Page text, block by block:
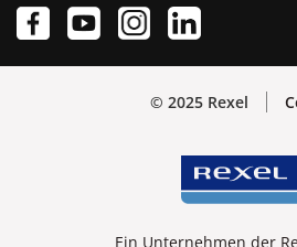
© 2025 Rexel
Ein Unternehmen der